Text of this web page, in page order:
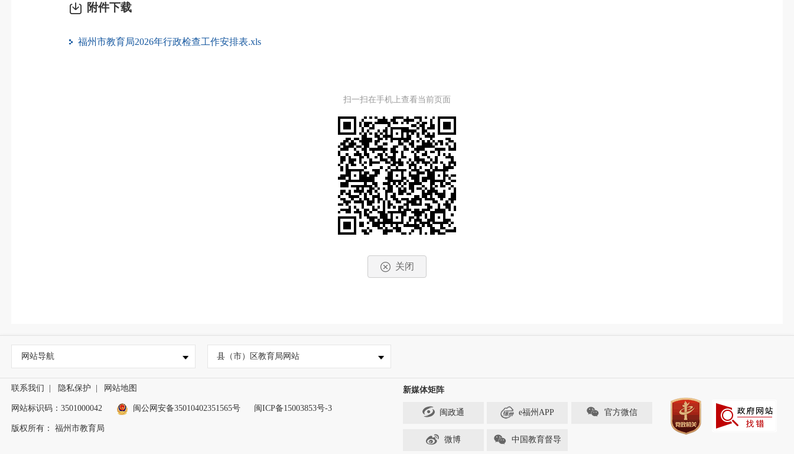
附件下载
福州市教育局2026年行政检查工作安排表.xls
扫一扫在手机上查看当前页面
关闭
网站导航 县（市）区教育局网站
联系我们 隐私保护 网站地图
网站标识码：3501000042 闽公网安备35010402351565号 闽ICP备15003853号-3
版权所有： 福州市教育局
新媒体矩阵
闽政通 e福州APP 官方微信
微博 中国教育督导